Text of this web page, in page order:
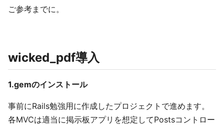
ご参考までに。
wicked_pdf導入
1.gemのインストール
事前にRails勉強用に作成したプロジェクトで進めます。
各MVCは適当に掲示板アプリを想定してPostsコントロー